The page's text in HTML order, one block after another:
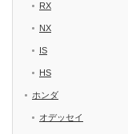
RX
NX
IS
HS
ホンダ
オデッセイ